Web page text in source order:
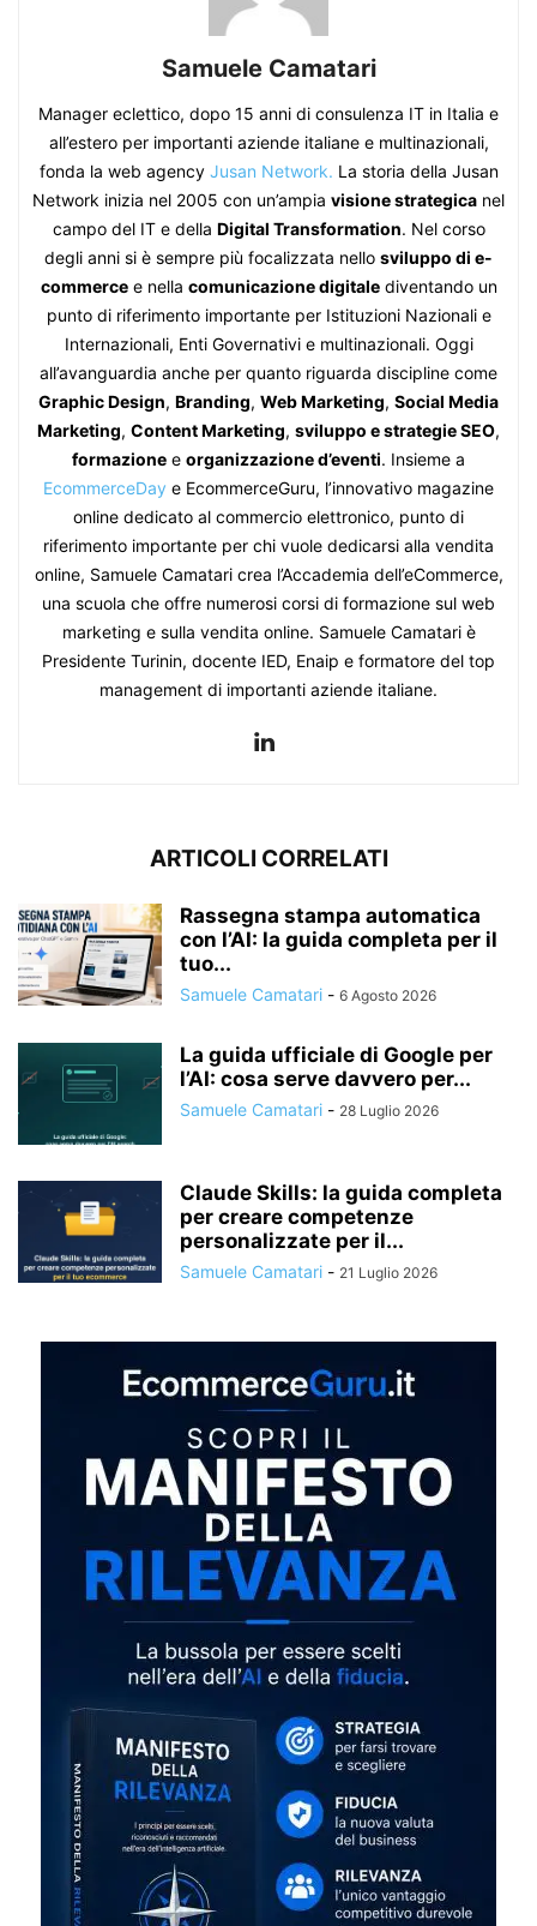
Samuele Camatari
Manager eclettico, dopo 15 anni di consulenza IT in Italia e
all’estero per importanti aziende italiane e multinazionali,
fonda la web agency Jusan Network. La storia della Jusan
Network inizia nel 2005 con un’ampia visione strategica nel
campo del IT e della Digital Transformation. Nel corso
degli anni si è sempre più focalizzata nello sviluppo di e-
commercee nella comunicazione digitalediventando un
punto di riferimento importante per Istituzioni Nazionali e
Internazionali, Enti Governativi e multinazionali. Oggi
all’avanguardia anche per quanto riguarda discipline come
Graphic Design, Branding, Web Marketing, Social Media
Marketing, Content Marketing, sviluppo e strategie SEO,
formazione e organizzazione d’eventi. Insieme a
EcommerceDay e EcommerceGuru, l’innovativo magazine
online dedicato al commercio elettronico, punto di
riferimento importante per chi vuole dedicarsi alla vendita
online, Samuele Camatari crea l’Accademia dell’eCommerce,
una scuola che offre numerosi corsi di formazione sul web
marketing e sulla vendita online. Samuele Camatari è
Presidente Turinin, docente IED, Enaip e formatore del top
management di importanti aziende italiane.
ARTICOLI CORRELATI
Rassegna stampa automatica
con l’AI: la guida completa per il
tuo...
Samuele Camatari - 6 Agosto 2026
La guida ufficiale di Google per
l’AI: cosa serve davvero per...
Samuele Camatari - 28 Luglio 2026
Claude Skills: la guida completa
per creare competenze
personalizzate per il...
Samuele Camatari - 21 Luglio 2026